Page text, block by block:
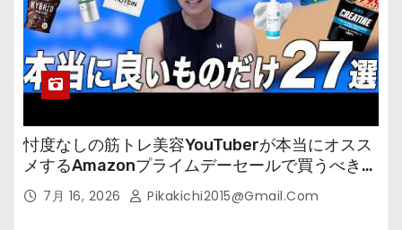
忖度なしの筋トレ美容YouTuberが本当にオスス
メするAmazonプライムデーセールで買うべきも
の 7月 16, 2026 Pikakichi2015@gmail.com